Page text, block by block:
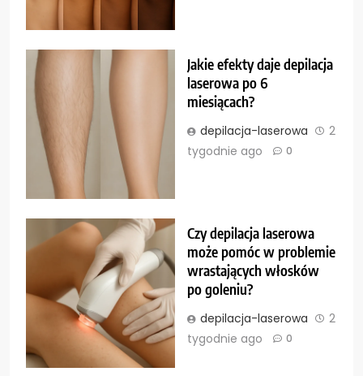
Jakie efekty daje depilacja
laserowa po 6
miesiącach?
depilacja-laserowa
2
tygodnie ago
0
Czy depilacja laserowa
może pomóc w problemie
wrastających włosków
po goleniu?
depilacja-laserowa
2
tygodnie ago
0